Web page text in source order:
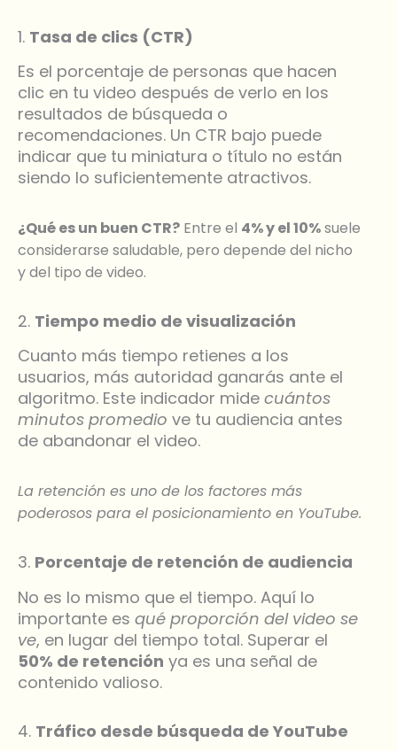
1. Tasa de clics (CTR)
Es el porcentaje de personas que hacen
clic en tu video después de verlo en los
resultados de búsqueda o
recomendaciones. Un CTR bajo puede
indicar que tu miniatura o título no están
siendo lo suficientemente atractivos.
¿Qué es un buen CTR? Entre el 4% y el 10%suele
considerarse saludable, pero depende del nicho
y del tipo de video.
2. Tiempo medio de visualización
Cuanto más tiempo retienes a los
usuarios, más autoridad ganarás ante el
algoritmo. Este indicador mide cuántos
minutos promedio ve tu audiencia antes
de abandonar el video.
La retención es uno de los factores más
poderosos para el posicionamiento en YouTube.
3. Porcentaje de retención de audiencia
No es lo mismo que el tiempo. Aquí lo
importante es qué proporción del video se
ve, en lugar del tiempo total. Superar el
50% de retención ya es una señal de
contenido valioso.
4. Tráfico desde búsqueda de YouTube